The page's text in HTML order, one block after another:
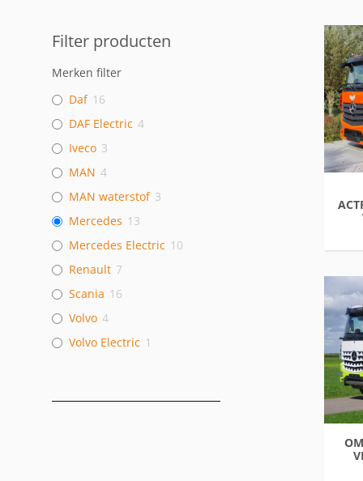
Filter producten
Merken filter
Daf 16
DAF Electric 4
Iveco 3
MAN 4
MAN waterstof 3
Mercedes 13
Mercedes Electric 10
Renault 7
Scania 16
Volvo 4
Volvo Electric 1